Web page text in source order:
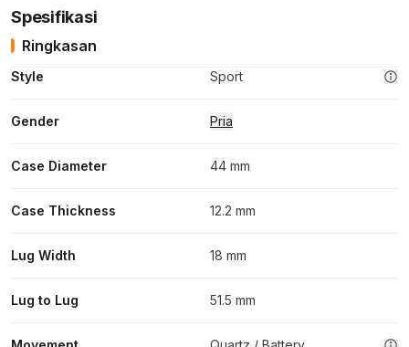
Spesifikasi
Ringkasan
Style Sport
Gender Pria
Case Diameter 44 mm
Case Thickness 12.2 mm
Lug Width 18 mm
Lug to Lug 51.5 mm